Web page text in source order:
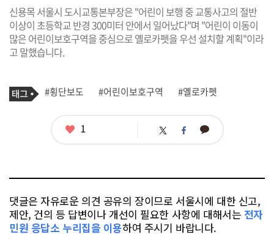
신용목 서울시 도시교통본부장은 "어린이 보행 중 교통사고의 절반
이상이 초등학교 반경 300미터 안에서 일어났다"며 "어린이 이동이
많은 어린이보호구역을 중심으로 옐로카펫을 우선 설치할 계획"이라
고 말했습니다.
기
사
태
그
#횡단보도 #어린이보호구역 #옐로카펫
좋1 트 페 카
댓글은 자유로운 의견 공유의 장이므로 서울시에 대한 신고,
제안, 건의 등 답변이나 개선이 필요한 사항에 대해서는 전자
민원 응답소 누리집을 이용하여 주시기 바랍니다.